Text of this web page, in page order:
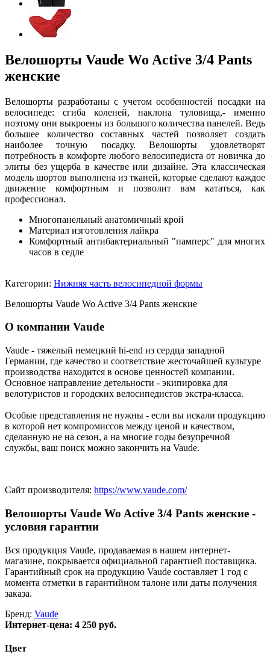
Велошорты Vaude Wo Active 3/4 Pants
женские
Велошорты разработаны с учетом особенностей посадки на
велосипеде: сгиба коленей, наклона туловища,- именно
поэтому они выкроены из большого количества панелей. Ведь
большее количество составных частей позволяет создать
наиболее точную посадку. Велошорты удовлетворят
потребность в комфорте любого велосипедиста от новичка до
элиты без ущерба в качестве или дизайне. Эта классическая
модель шортов выполнена из тканей, которые сделают каждое
движение комфортным и позволит вам кататься, как
профессионал.
Многопанельный анатомичный крой
Материал изготовления лайкра
Комфортный антибактериальный "памперс" для многих
часов в седле
Категории: Нижняя часть велосипедной формы
Велошорты Vaude Wo Active 3/4 Pants женские
О компании Vaude
Vaude - тяжелый немецкий hi-end из сердца западной
Германии, где качество и соответствие жесточайшей культуре
производства находится в основе ценностей компании.
Основное направление детельности - экипировка для
велотуристов и городских велосипедистов экстра-класса.
Особые представления не нужны - если вы искали продукцию
в которой нет компромиссов между ценой и качеством,
сделанную не на сезон, а на многие годы безупречной
службы, ваш поиск можно закончить на Vaude.
Сайт производителя: https://www.vaude.com/
Велошорты Vaude Wo Active 3/4 Pants женские -
условия гарантии
Вся продукция Vaude, продаваемая в нашем интернет-
магазине, покрывается официальной гарантией поставщика.
Гарантийный срок на продукцию Vaude составляет 1 год с
момента отметки в гарантийном талоне или даты получения
заказа.
Бренд: Vaude
Интернет-цена: 4 250 руб.
Цвет